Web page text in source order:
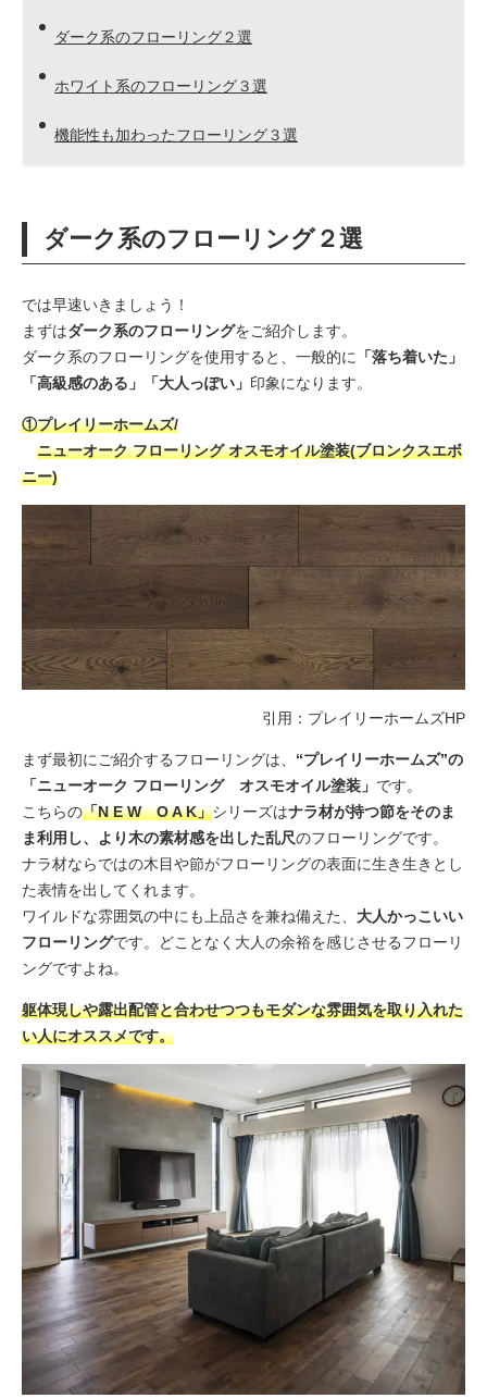
ダーク系のフローリング２選
ホワイト系のフローリング３選
機能性も加わったフローリング３選
ダーク系のフローリング２選
では早速いきましょう！
まずはダーク系のフローリングをご紹介します。
ダーク系のフローリングを使用すると、一般的に 「落ち着いた」
「高級感のある」「大人っぽい」 印象になります。
①プレイリーホームズ/
ニューオーク フローリング オスモオイル塗装(ブロンクスエボ
ニー)
引用： プレイリーホームズHP
まず最初にご紹介するフローリングは、 “プレイリーホームズ”の
「ニューオーク フローリング オスモオイル塗装」 です。
こちらの「N E W O A K」シリーズはナラ材が持つ節をそのま
ま利用し、より木の素材感を出した乱尺のフローリングです。
ナラ材ならではの木目や節がフローリングの表面に生き生きとし
た表情を出してくれます。
ワイルドな雰囲気の中にも上品さを兼ね備えた、 大人かっこいい
フローリングです。どことなく大人の余裕を感じさせるフローリ
ングですよね。
躯体現しや露出配管と合わせつつもモダンな雰囲気を取り入れた
い人にオススメです。